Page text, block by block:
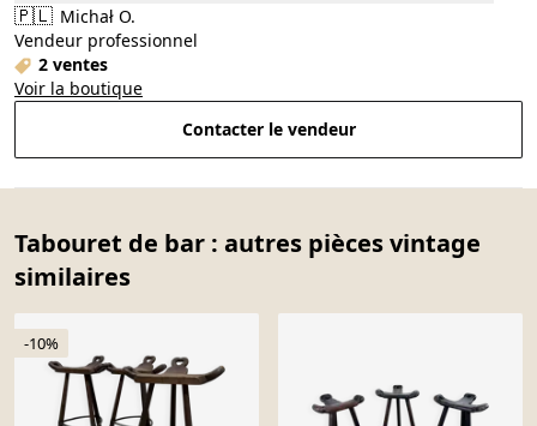
🇵🇱 Michał O.
Vendeur professionnel
2 ventes
Voir la boutique
Contacter le vendeur
Tabouret de bar : autres pièces vintage
similaires
-10%